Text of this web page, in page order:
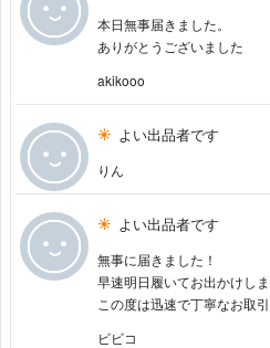
本日無事届きました。
ありがとうございました
akikooo
よい出品者です
りん
よい出品者です
無事に届きました！
早速明日履いてお出かけしま
この度は迅速で丁寧なお取
ビビコ